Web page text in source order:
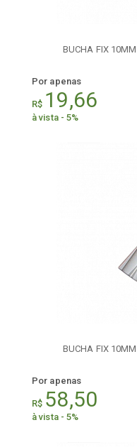
BUCHA FIX
Por apenas
R$ 19,66
à vista - 5%
BUCHA FIX
Por apenas
R$ 58,50
à vista - 5%